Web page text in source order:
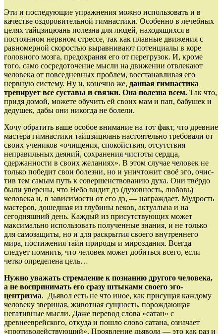
Эти и последующие упражнения можно использо­вать и в
качестве оздоровительной гим­настики. Осо­бенно в лечебных
целях тайцзи­цюань полезна для людей, находящихся в
постоян­ном нервном стрессе, так как плавные движения с
рав­номерной скоростью выравнивают потенциалы в коре
головного мозга, предохраняя его от перегру­зок. И, кроме
того, само сосредоточение мысли на движении отвлекают
человека от повседневных проблем, восстанавливая его
нервную систему. Ну и, конечно же, данная гимнас­тика
тренирует все суставы и связки. Она полезна всем. Так что,
придя домой, можете обучить ей своих мам и пап, бабушек и
дедушек, дабы они никогда не болели.
Хочу обратить ваше особое внимание на тот факт, что древние
мастера гимнастики тайцзицюань насто­ятельно требовали от
своих учеников «очи­щения, спокойствия, отсутствия
неправильных деяний, сох­ранения чистоты сердца,
сдержанности в своих желаниях». В этом случае человек не
только победит свои болезни, но и уничтожит своё эго, очис­
тив тем самым путь к совершенствованию духа. Они твёрдо
были уверены, что Небо видит дэ (духов­ность, любовь)
человека и, в зависимости от его дэ, — награждает. Мудрость
мастеров, дошедшая из глу­бины веков, актуальна и на
сегодняшний день. Каждый из присутствующих может
максимально использовать полученные знания, и не только
для самозащиты, но и для раскрытия своего внутрен­него
мира, постижения тайн природы и мирозда­ния. Всегда
следует помнить, что человек может добиться всего, если
четко определена цель…
Нужно уважать стремление к познанию другого человека,
а не воспринимать его сразу штыками своего эго­
центризма. Дьявол есть не что иное, как присущая каждому
человеку звериная, животная сущность, порождающая
негативные мысли. Даже перевод слова «сатан» с
древнееврейского, откуда и пошло слово сатана, означает
«противо­действующий». Проявление дьявола — это как раз и